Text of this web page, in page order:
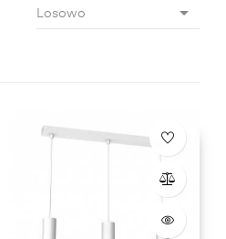
Losowo 